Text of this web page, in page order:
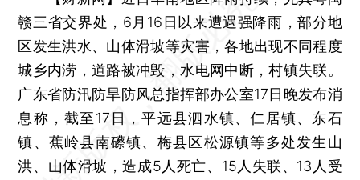
赣三省交界处，6月16日以来遭遇强降雨，部分地
区发生洪水、山体滑坡等灾害，各地出现不同程度
城乡内涝，道路被冲毁，水电网中断，村镇失联。
广东省防汛防旱防风总指挥部办公室17日晚发布消
息称，截至17日，平远县泗水镇、仁居镇、东石
镇、蕉岭县南礤镇、梅县区松源镇等多处发生山
洪、山体滑坡，造成5人死亡、15人失联、13人受